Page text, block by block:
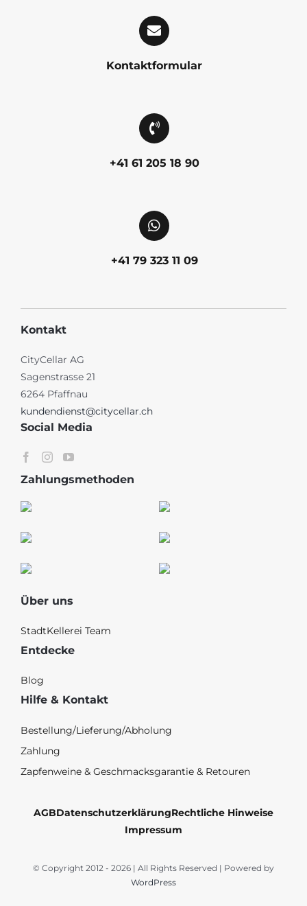
Kontaktformular
+41 61 205 18 90
+41 79 323 11 09
Kontakt
CityCellar AG
Sagenstrasse 21
6264 Pfaffnau
kundendienst@citycellar.ch
Social Media
Zahlungsmethoden
Über uns
StadtKellerei Team
Entdecke
Blog
Hilfe & Kontakt
Bestellung/Lieferung/Abholung
Zahlung
Zapfenweine & Geschmacksgarantie & Retouren
AGBDatenschutzerklärungRechtliche Hinweise
Impressum
© Copyright 2012 - 2026 | All Rights Reserved | Powered by
WordPress